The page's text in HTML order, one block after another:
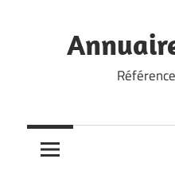
content